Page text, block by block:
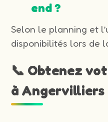
end ?
Selon le planning et
disponibilités lors de
📞 Obtenez
à Angervilliers